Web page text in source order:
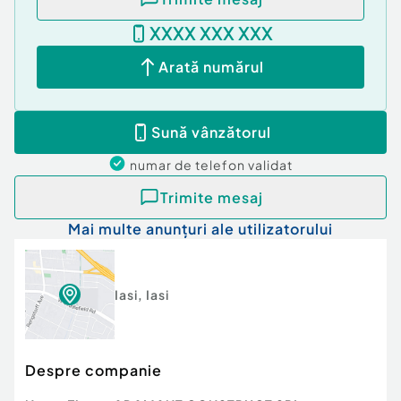
subterană și supraterană, spații comerciale la
- 145.700 euro + TVA - avans minim 20%
Confort:1
Bloc de apartamente
Număr Băi:
Comision cumpărător:0%
Posibilitate parcare: Da
XXXX XXX XXX
Arată numărul
Sună vânzătorul
numar de telefon validat
Trimite mesaj
Mai multe anunțuri ale utilizatorului
Iasi, Iasi
Despre companie